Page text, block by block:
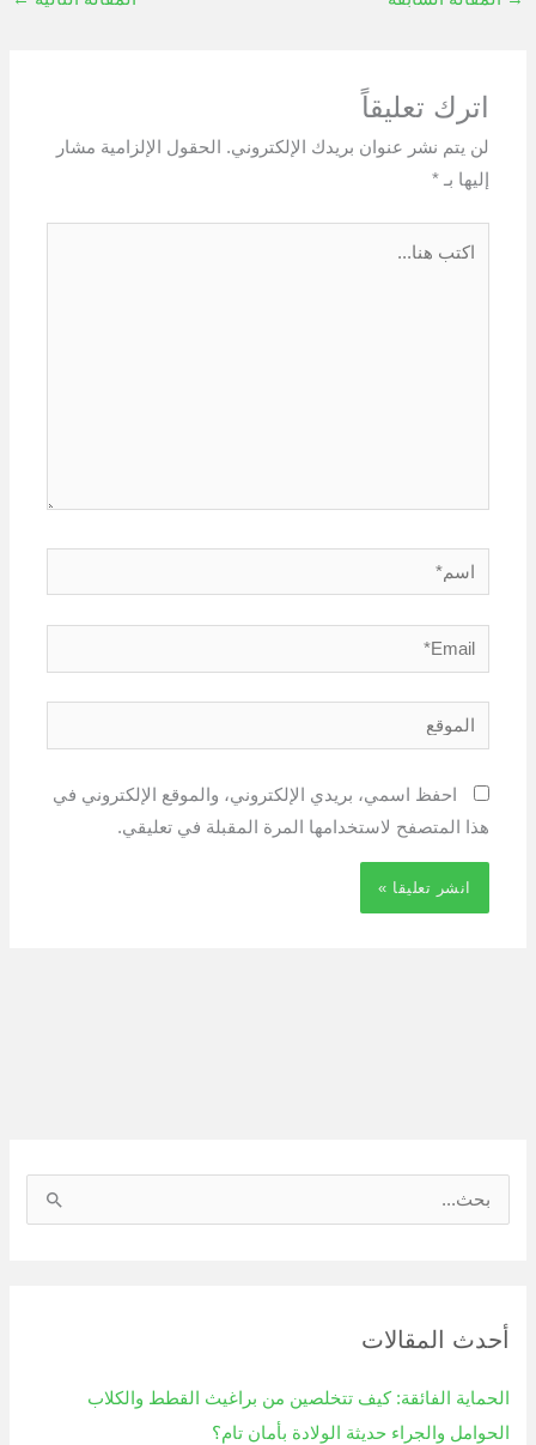
اترك تعليقاً
لن يتم نشر عنوان بريدك الإلكتروني.
الحقول الإلزامية مشار
إليها بـ*
اسم*
Email*
الموقع
احفظ اسمي، بريدي الإلكتروني، والموقع الإلكتروني في
هذا المتصفح لاستخدامها المرة المقبلة في تعليقي.
ث
أحدث المقالات
الحماية الفائقة: كيف تتخلصين من براغيث القطط والكلاب
الحوامل والجراء حديثة الولادة بأمان تام؟